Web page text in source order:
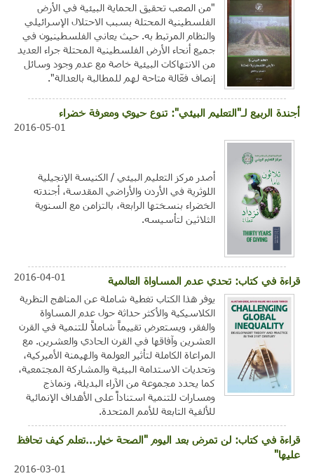
"من الصعب تحقيق الحماية البيئية في الأرض
الفلسطينية المحتلة بسبب الاحتلال الإسرائيلي
والنظام المرتبط به. حيث يعاني الفلسطينيون في
جميع أنحاء الأرض الفلسطينية المحتلة جراء العديد
من الانتهاكات البيئية خاصة مع عدم وجود وسائل
إنصاف فعّالة متاحة لهم للمطالبة بالعدالة".
أجندة الربيع لـ"التعليم البيئي": تنوع حيوي ومعرفة خضراء
2016-05-01
أصدر مركز التعليم البيئي / الكنيسة الإنجيلية
اللوثرية في الأردن والأراضي المقدسة، أجندته
الخضراء بنسختها الرابعة، بالتزامن مع السنوية
الثلاثين لتأسيسه.
قراءة في كتاب: تحدي عدم المساواة العالمية
2016-04-01
يوفر هذا الكتاب تغطية شاملة عن المناهج النظرية
الكلاسيكية والأكثر حداثة حول عدم المساواة
والفقر، ويستعرض تقييماً شاملاً للتنمية في القرن
العشرين وآفاقها في القرن الحادي والعشرين. مع
المراعاة الكاملة لتأثير العولمة والهيمنة الأميركية،
وتحديات الاستدامة البيئية والمشاركة المجتمعية،
كما يحدد مجموعة من الآراء البديلة، ونماذج
ومسارات للتنمية استناداً على الأهداف الإنمائية
للألفية التابعة للأمم المتحدة.
قراءة في كتاب: لن تمرض بعد اليوم "الصحة خيار...تعلم كيف تحافظ
عليها"
2016-03-01